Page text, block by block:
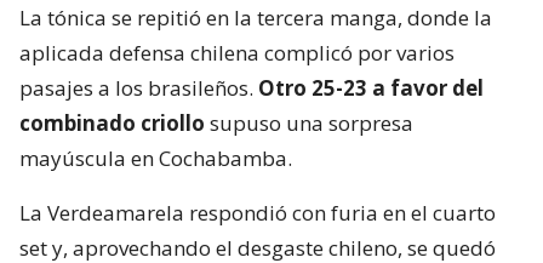
La tónica se repitió en la tercera manga, donde la
aplicada defensa chilena complicó por varios
pasajes a los brasileños. Otro 25-23 a favor del
combinado criollo supuso una sorpresa
mayúscula en Cochabamba.
La Verdeamarela respondió con furia en el cuarto
set y, aprovechando el desgaste chileno, se quedó